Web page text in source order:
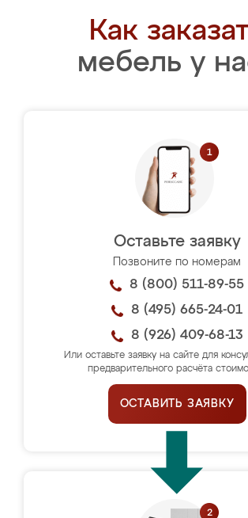
Как
мебель у
Оставьте заявку
Позвоните по номерам
8 (800) 511-89-55
8 (495) 665-24-01
8 (926) 409-68-13
Или оставьте заявку на сайте для
предварительного расчёта
ОСТАВИТЬ ЗАЯВКУ